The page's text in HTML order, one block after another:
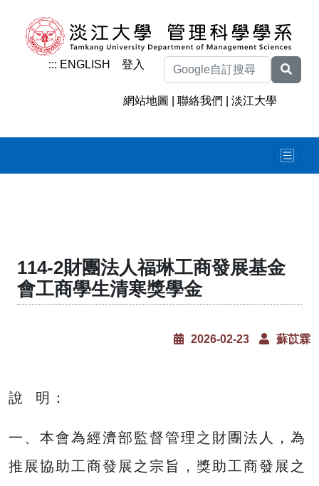
::: ENGLISH 登入
網站地圖 |聯絡我們 |淡江大學
114-2財團法人福琳工商發展基金
會工商學生清寒獎學金
2026-02-23 蘇苡霖
說 明：
一、本會為經濟部監督管理之財團法人，為
推展協助工商發展之宗旨，獎助工商發展之